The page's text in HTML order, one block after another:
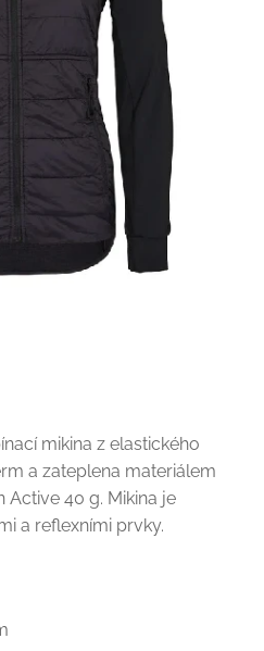
mikina z elastického
a zateplena materiálem
40 g. Mikina je
a reflexními prvky.